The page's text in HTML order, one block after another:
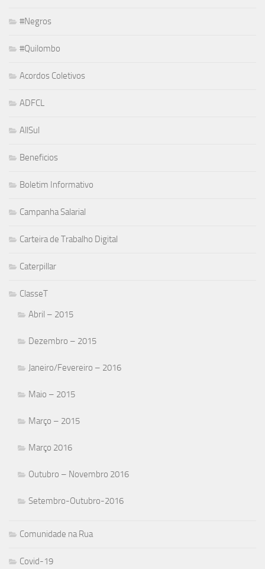
#Negros
#Quilombo
Acordos Coletivos
ADFCL
AllSul
Beneficios
Boletim Informativo
Campanha Salarial
Carteira de Trabalho Digital
Caterpillar
ClasseT
Abril – 2015
Dezembro – 2015
Janeiro/Fevereiro – 2016
Maio – 2015
Março – 2015
Março 2016
Outubro – Novembro 2016
Setembro-Outubro-2016
Comunidade na Rua
Covid-19